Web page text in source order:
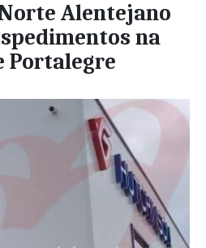
Alentejano
na
Portalegre